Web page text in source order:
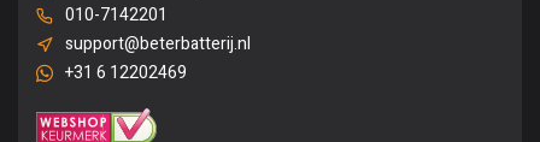
010-7142201
support@beterbatterij.nl
+31 6 12202469